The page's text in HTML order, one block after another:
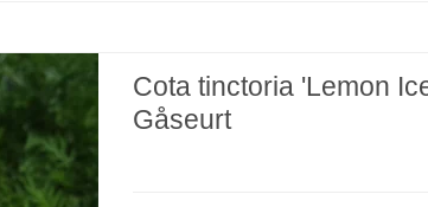
Cota tinctoria 'Lemon
Gåseurt